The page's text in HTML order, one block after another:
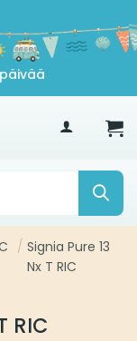
/ Signia Pure 13
Nx T RIC
RIC